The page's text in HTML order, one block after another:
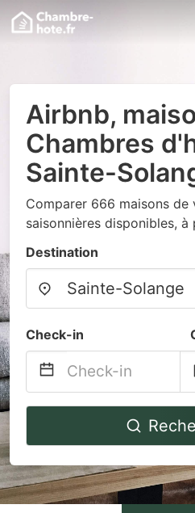
Airbnb,
Chambres
Sainte-
Comparer 666 maisons
saisonnières disponibles,
Destination
Check-in
Navigate
to
interact
with